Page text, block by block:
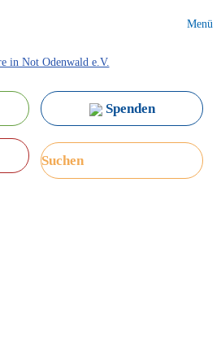
Menü
Spenden